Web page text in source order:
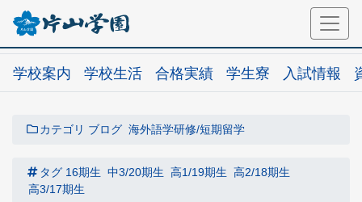
学校案内 学校生活 合格実績 学生寮 入試情報
カテゴリ ブログ 海外語学研修/短期留学
タグ 16期生 中3/20期生 高1/19期生 高2/18期生
高3/17期生